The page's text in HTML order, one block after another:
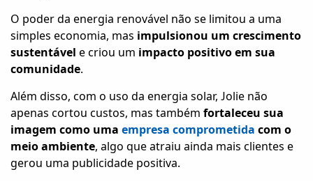
O poder da energia renovável não se limitou a uma
simples economia, mas impulsionou um crescimento
sustentável e criou um impacto positivo em sua
comunidade.
Além disso, com o uso da energia solar, Jolie não
apenas cortou custos, mas também fortaleceu sua
imagem como uma empresa comprometida com o
meio ambiente, algo que atraiu ainda mais clientes e
gerou uma publicidade positiva.